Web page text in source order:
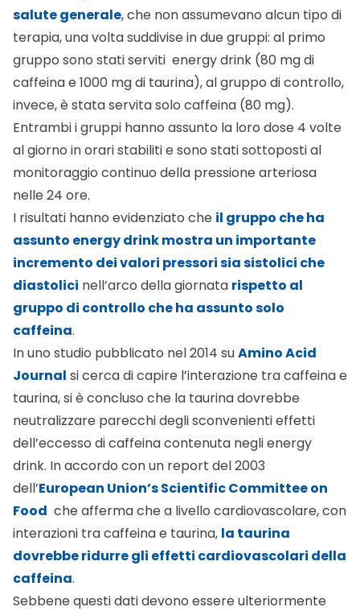
salute generale, che non assumevano alcun tipo di
terapia, una volta suddivise in due gruppi: al primo
gruppo sono stati serviti energy drink (80 mg di
caffeina e 1000 mg di taurina), al gruppo di controllo,
invece, è stata servita solo caffeina (80 mg).
Entrambi i gruppi hanno assunto la loro dose 4 volte
al giorno in orari stabiliti e sono stati sottoposti al
monitoraggio continuo della pressione arteriosa
nelle 24 ore.
I risultati hanno evidenziato che il gruppo che ha
assunto energy drink mostra un importante
incremento dei valori pressori sia sistolici che
diastolici nell’arco della giornata rispetto al
gruppo di controllo che ha assunto solo
caffeina.
In uno studio pubblicato nel 2014 suAmino Acid
Journal si cerca di capire l’interazione tra caffeina e
taurina, si è concluso che la taurina dovrebbe
neutralizzare parecchi degli sconvenienti effetti
dell’eccesso di caffeina contenuta negli energy
drink. In accordo con un report del 2003
dell’European Union’s Scientific Committee on
Food che afferma che a livello cardiovascolare, con
interazioni tra caffeina e taurina, la taurina
dovrebbe ridurre gli effetti cardiovascolari della
caffeina.
Sebbene questi dati devono essere ulteriormente